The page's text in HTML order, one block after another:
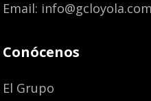
Email: info@gcloyola.com
Conócenos
El Grupo